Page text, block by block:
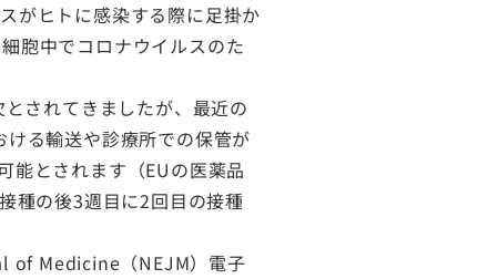
がヒトに感染する際に足掛か
胞中でコロナウイルスのた
されてきましたが、最近の
る輸送や診療所での保管が
能とされます（EUの医薬品
種の後3週目に2回目の接種
of Medicine（NEJM）電子